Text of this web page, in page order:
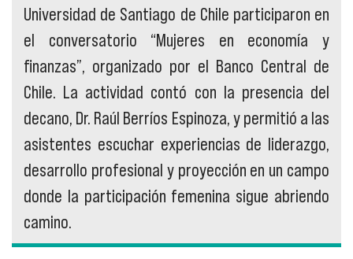
Universidad de Santiago de Chile participaron en
el conversatorio “Mujeres en economía y
finanzas”, organizado por el Banco Central de
Chile. La actividad contó con la presencia del
decano, Dr. Raúl Berríos Espinoza, y permitió a las
asistentes escuchar experiencias de liderazgo,
desarrollo profesional y proyección en un campo
donde la participación femenina sigue abriendo
camino.